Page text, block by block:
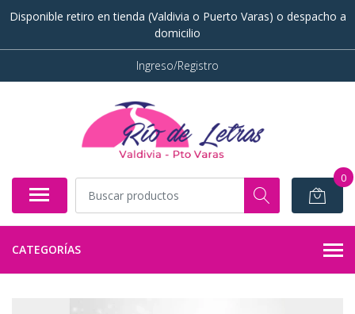
Disponible retiro en tienda (Valdivia o Puerto Varas) o despacho a
domicilio
Ingreso/Registro
0
CATEGORÍAS